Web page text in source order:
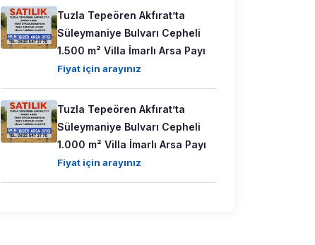
Tuzla Tepeören Akfırat’ta
Süleymaniye Bulvarı Cepheli
1.500 m² Villa İmarlı Arsa Payı
Fiyat için arayınız
Tuzla Tepeören Akfırat’ta
Süleymaniye Bulvarı Cepheli
1.000 m² Villa İmarlı Arsa Payı
Fiyat için arayınız